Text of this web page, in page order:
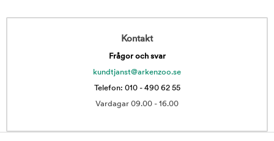
Kontakt
Frågor och svar
kundtjanst@arkenzoo.se
Telefon: 010 - 490 62 55
Vardagar 09.00 - 16.00